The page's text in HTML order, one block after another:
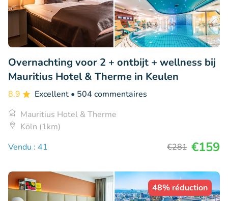
Overnachting voor 2 + ontbijt + wellness bij
Mauritius Hotel & Therme in Keulen
8.9 Excellent • 504 commentaires
Mauritius Hotel & Therme
Köln (1km)
Vendu : 41
€281 €159
48% réduction